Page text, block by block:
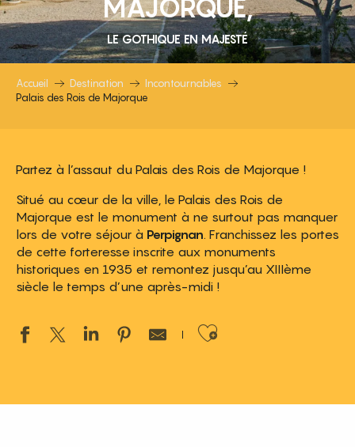
MAJORQUE,
LE GOTHIQUE EN MAJESTÉ
Accueil Destination
Incontournables
Palais des Rois de Majorque
Partez à l’assaut du Palais des Rois de Majorque !
Situé au cœur de la ville, le Palais des Rois de
Majorque est le monument à ne surtout pas manquer
lors de votre séjour à Perpignan. Franchissez les portes
de cette forteresse inscrite aux monuments
historiques en 1935 et remontez jusqu’au XIIIème
siècle le temps d’une après-midi !
Ajouter aux